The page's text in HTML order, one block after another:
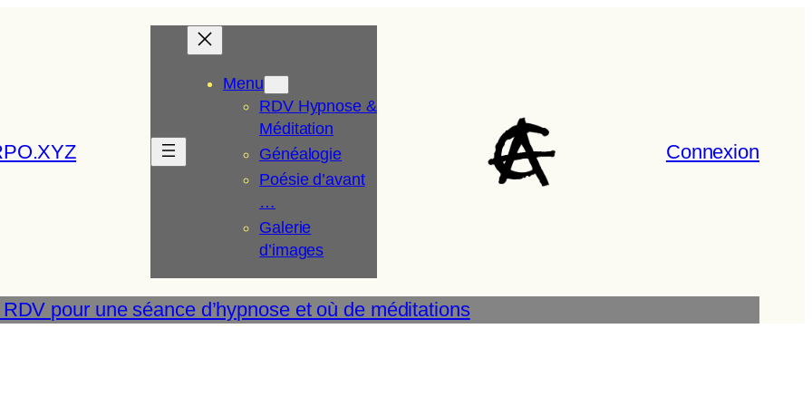
Menu
RDV Hypnose &
Méditation
Généalogie
Poésie d’avant
…
Galerie
d’images
Connexion
pour une séance d’hypnose et où de méditations